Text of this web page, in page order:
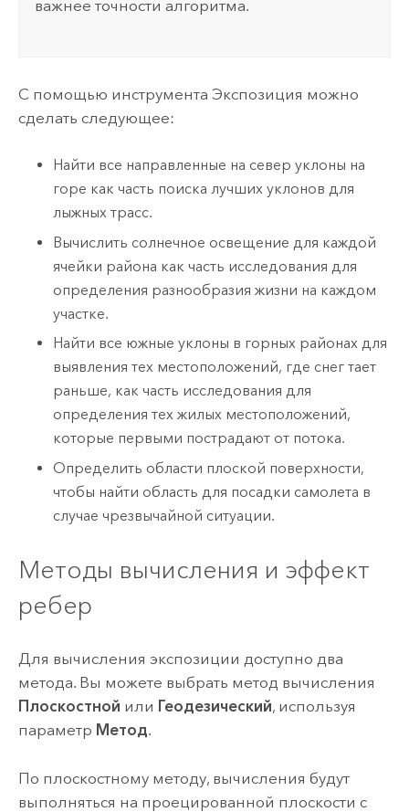
важнее точности алгоритма.
С помощью инструмента Экспозиция можно
сделать следующее:
Найти все направленные на север уклоны на
горе как часть поиска лучших уклонов для
лыжных трасс.
Вычислить солнечное освещение для каждой
ячейки района как часть исследования для
определения разнообразия жизни на каждом
участке.
Найти все южные уклоны в горных районах для
выявления тех местоположений, где снег тает
раньше, как часть исследования для
определения тех жилых местоположений,
которые первыми пострадают от потока.
Определить области плоской поверхности,
чтобы найти область для посадки самолета в
случае чрезвычайной ситуации.
Методы вычисления и эффект
ребер
Для вычисления экспозиции доступно два
метода. Вы можете выбрать метод вычисления
Плоскостной или Геодезический, используя
параметр Метод.
По плоскостному методу, вычисления будут
выполняться на проецированной плоскости с